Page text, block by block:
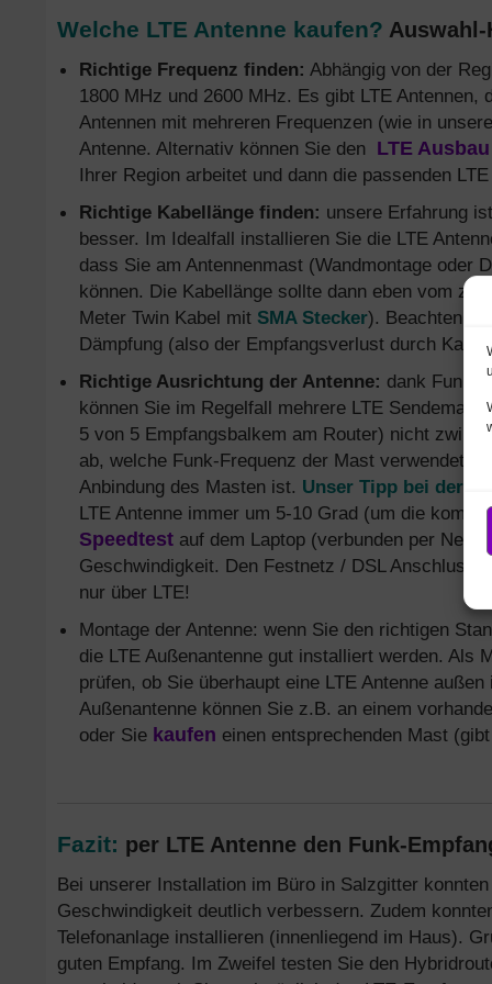
Welche LTE Antenne kaufen? Auswahl-
Richtige Frequenz finden: Abhängig von der
1800 MHz und 2600 MHz. Es gibt LTE
Antennen mit mehreren Frequenzen (wie in
Antenne. Alternativ können Sie den LTE
Ihrer Region arbeitet und dann die passenden
Richtige Kabellänge finden: unsere Erfahrung
besser. Im Idealfall installieren Sie die LTE
dass Sie am Antennenmast (Wandmontage oder
können. Die Kabellänge sollte dann eben vom
Meter Twin Kabel mit SMA Stecker). Beachten
Dämpfung (also der Empfangsverlust durch
Richtige Ausrichtung der Antenne: dank Funk-
können Sie im Regelfall mehrere LTE
5 von 5 Empfangsbalkem am Router) nicht
ab, welche Funk-Frequenz der Mast verwendet,
Anbindung des Masten ist. Unser Tipp bei der
LTE Antenne immer um 5-10 Grad (um die
Speedtest auf dem Laptop (verbunden per
Geschwindigkeit. Den Festnetz / DSL Anschluss
nur über LTE!
Montage der Antenne: wenn Sie den richtigen
die LTE Außenantenne gut installiert werden. Als
prüfen, ob Sie überhaupt eine LTE Antenne
Außenantenne können Sie z.B. an einem
oder Sie kaufen einen entsprechenden Mast
Fazit: per LTE Antenne den Funk-
Bei unserer Installation im Büro in Salzgitter
Geschwindigkeit deutlich verbessern. Zudem
Telefonanlage installieren (innenliegend im Haus).
guten Empfang. Im Zweifel testen Sie den